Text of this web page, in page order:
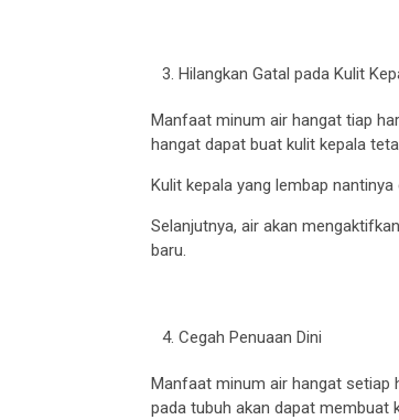
Hilangkan Gatal pada Kulit
Manfaat minum air hangat tiap
hangat dapat buat kulit kepala
Kulit kepala yang lembap
Selanjutnya, air akan
baru.
Cegah Penuaan Dini
Manfaat minum air hangat setiap
pada tubuh akan dapat membuat